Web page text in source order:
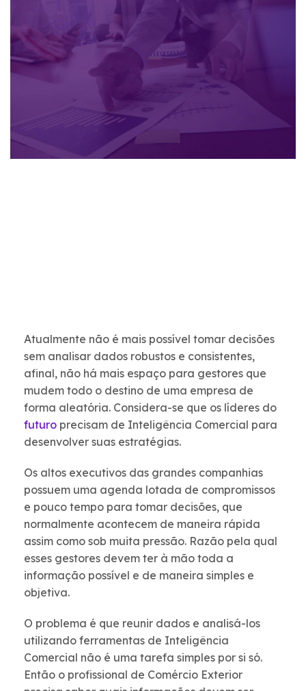
Atualmente não é mais possível tomar decisões
sem analisar dados robustos e consistentes,
afinal, não há mais espaço para gestores que
mudem todo o destino de uma empresa de
forma aleatória. Considera-se que os líderes do
futuro precisam de Inteligência Comercial para
desenvolver suas estratégias.
Os altos executivos das grandes companhias
possuem uma agenda lotada de compromissos
e pouco tempo para tomar decisões, que
normalmente acontecem de maneira rápida
assim como sob muita pressão. Razão pela qual
esses gestores devem ter à mão toda a
informação possível e de maneira simples e
objetiva.
O problema é que reunir dados e analisá-los
utilizando ferramentas de Inteligência
Comercial não é uma tarefa simples por si só.
Então o profissional de Comércio Exterior